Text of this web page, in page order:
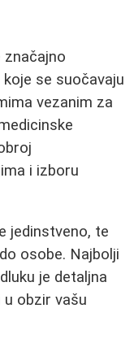
značajno
se suočavaju
vezanim za
i izboru
jedinstveno, te
osobe. Najbolji
je detaljna
obzir vašu